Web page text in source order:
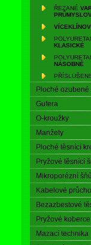
ŘEZANÉ
KLASICKÉ
NÁSOBNÉ
Ploché
Gufera
O-kroužky
Manžety
Ploché těsnící
Pryžové těsnící
Mikroporézní
Kabelové
Bezazbestové
Pryžové
Mazací technika